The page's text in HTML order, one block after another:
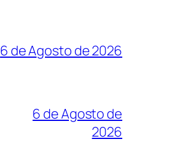
6 de Agosto de 2026
6 de Agosto de
2026